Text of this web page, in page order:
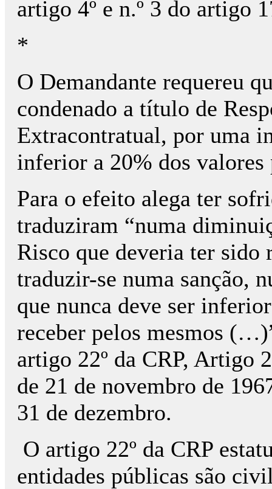
artigo 4º e n.º 3 do artigo
*
O Demandante requereu
condenado a título de
Extracontratual, por uma
inferior a 20% dos valores
Para o efeito alega ter
traduziram “numa
Risco que deveria ter
traduzir-se numa sanção,
que nunca deve ser
receber pelos mesmos
artigo 22º da CRP, Artigo
de 21 de novembro de
31 de dezembro.
O artigo 22º da CRP
entidades públicas são